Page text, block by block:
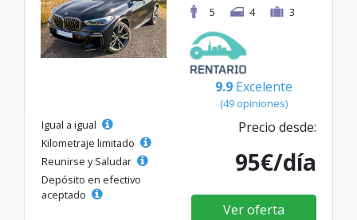
5
4 3
9.9 Excelente
(49 opiniones)
Igual a igual
Kilometraje limitado
Reunirse y Saludar
Depósito en efectivo
aceptado
Precio desde:
95€/día
Ver oferta